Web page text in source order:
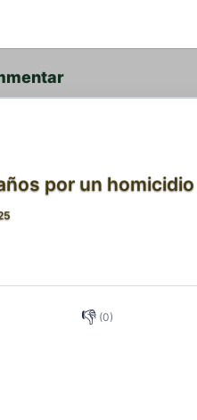
por un
👎 (0)